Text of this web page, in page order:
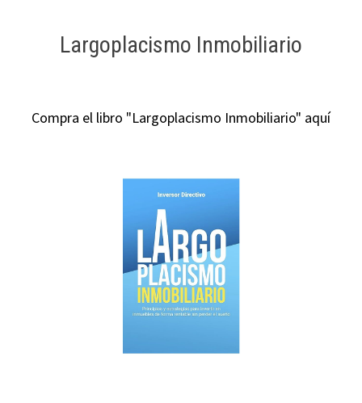
Largoplacismo Inmobiliario
Compra el libro "Largoplacismo Inmobiliario" aquí